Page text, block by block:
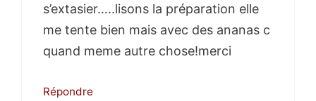
s’extasier…..lisons la préparation elle
me tente bien mais avec des ananas c
quand meme autre chose!merci
Répondre